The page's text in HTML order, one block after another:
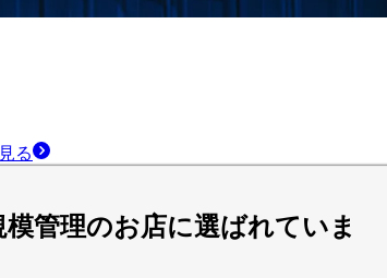
る
模管理のお店に選ばれていま